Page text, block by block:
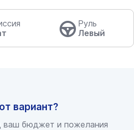
Руль
Левый
вариант?
ваш бюджет и пожелания